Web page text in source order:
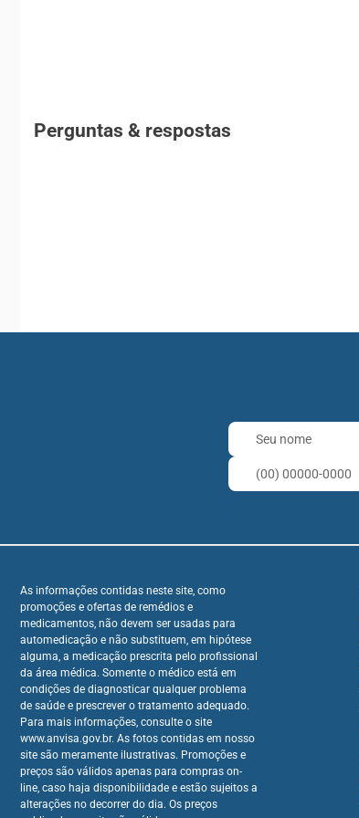
Perguntas & respostas
As informações contidas neste site, como
promoções e ofertas de remédios e
medicamentos, não devem ser usadas para
automedicação e não substituem, em hipótese
alguma, a medicação prescrita pelo profissional
da área médica. Somente o médico está em
condições de diagnosticar qualquer problema
de saúde e prescrever o tratamento adequado.
Para mais informações, consulte o site
www.anvisa.gov.br. As fotos contidas em nosso
site são meramente ilustrativas. Promoções e
preços são válidos apenas para compras on-
line, caso haja disponibilidade e estão sujeitos a
alterações no decorrer do dia. Os preços